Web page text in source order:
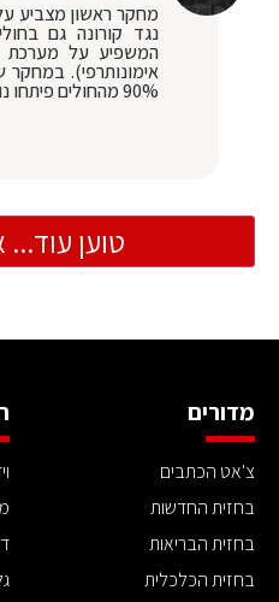
מחקר ראשון מצביע
נגד קורונה גם
המשפיע על מערכת
אימונותרפי). במחקר
90% מהחולים פיתחו נוגדנים
טוען
מדורים
צ'אט הכתבים
בחזית החדשות
בחזית הבריאות
בחזית הכלכלית